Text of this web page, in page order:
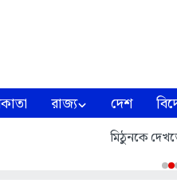
রাজ্য দেশ
মিঠুনকে